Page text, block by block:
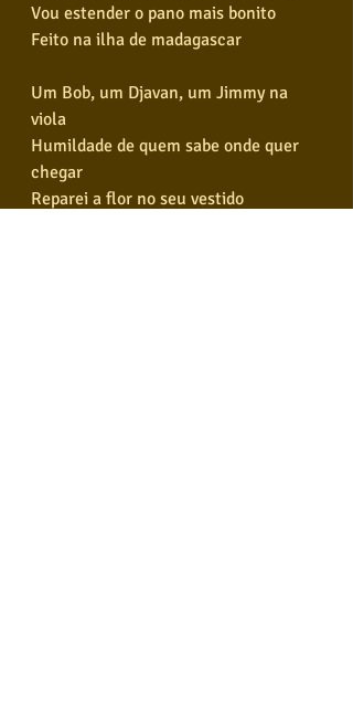
Vou estender o pano mais bonito
Feito na ilha de madagascar
Um Bob, um Djavan, um Jimmy na
viola
Humildade de quem sabe onde quer
chegar
Reparei a flor no seu vestido